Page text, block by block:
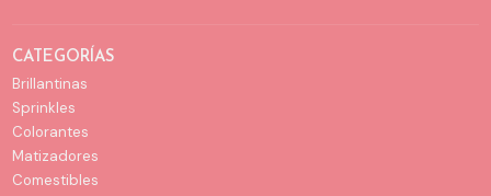
CATEGORÍAS
Brillantinas
Sprinkles
Colorantes
Matizadores
Comestibles